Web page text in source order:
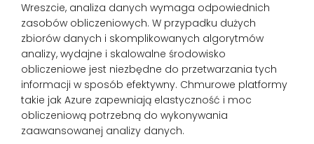
Wreszcie, analiza danych wymaga odpowiednich
zasobów obliczeniowych. W przypadku dużych
zbiorów danych i skomplikowanych algorytmów
analizy, wydajne i skalowalne środowisko
obliczeniowe jest niezbędne do przetwarzania tych
informacji w sposób efektywny. Chmurowe platformy
takie jak Azure zapewniają elastyczność i moc
obliczeniową potrzebną do wykonywania
zaawansowanej analizy danych.